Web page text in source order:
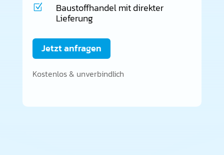
Z Baustoffhandel mit direkter
Lieferung
Jetzt anfragen
Kostenlos & unverbindlich